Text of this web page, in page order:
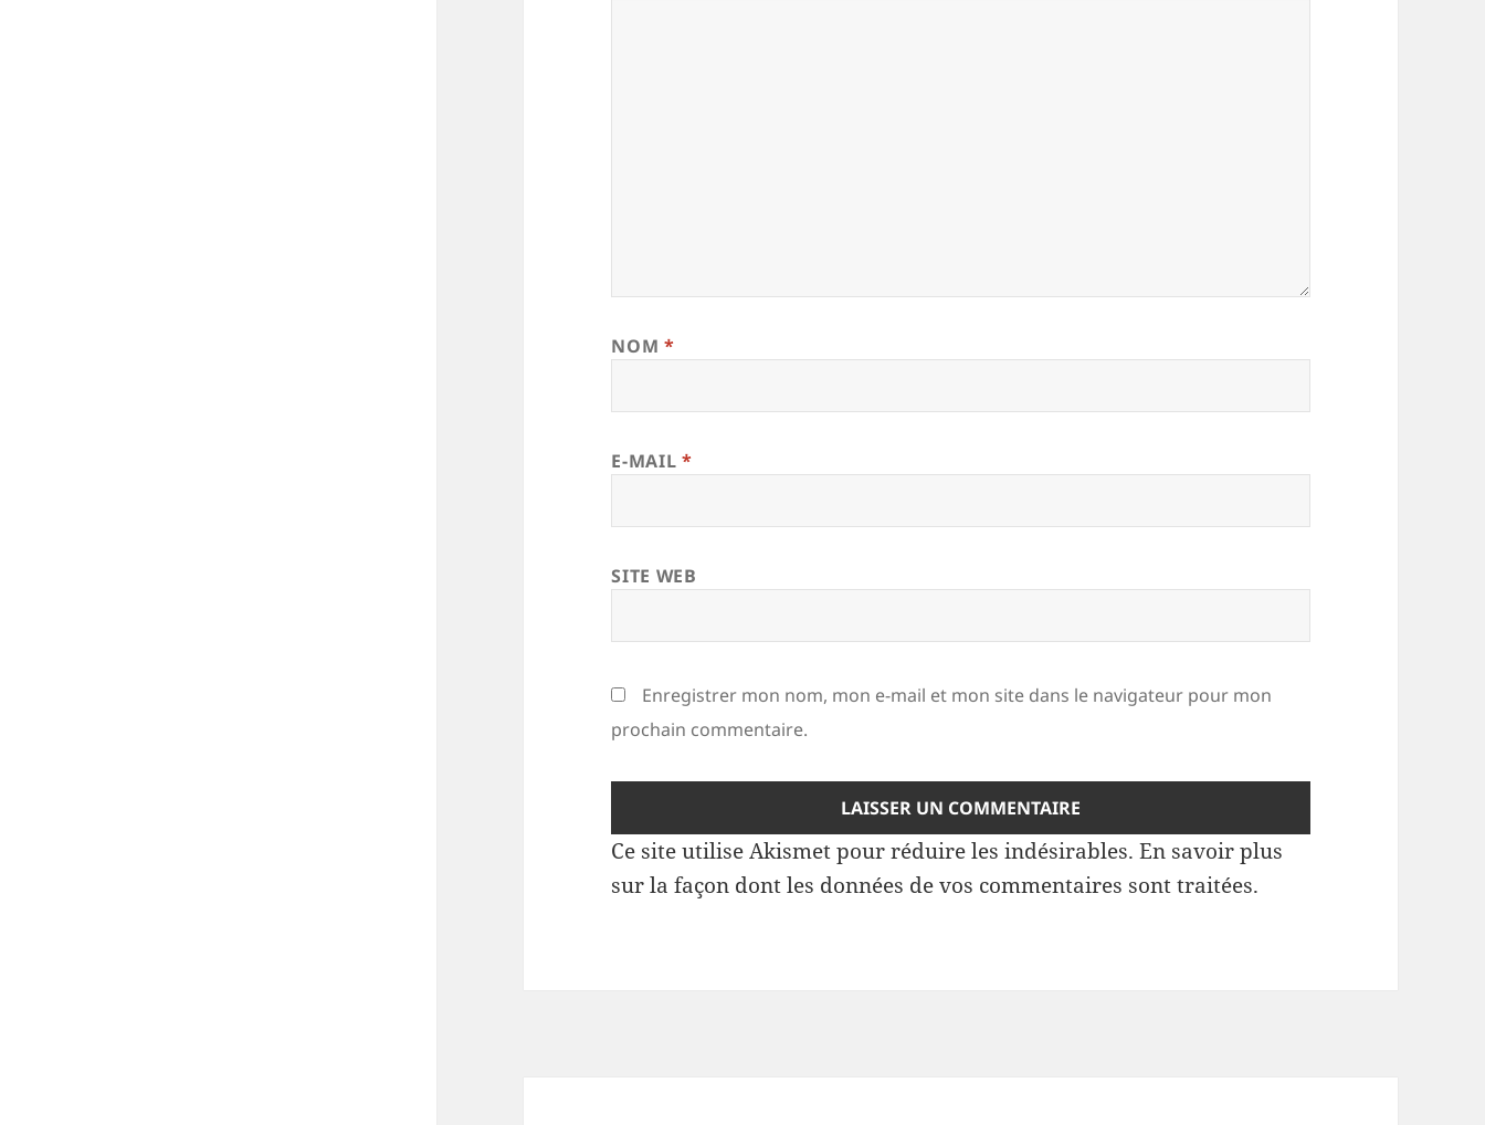
NOM *
E-MAIL *
SITE WEB
Enregistrer mon nom, mon e-mail et mon site dans le navigateur pour mon
prochain commentaire.
Ce site utilise Akismet pour réduire les indésirables.En savoir plus
sur la façon dont les données de vos commentaires sont traitées.